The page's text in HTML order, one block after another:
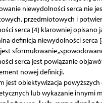
niewydolności serca nie
przedmiotowych i
serca [4] klarowniej opisano
definicja niewydolności serca
sformułowanie
serca jest powiązanie
nowej definicji.
jest obiektywizacja
lub wykazanie innymi